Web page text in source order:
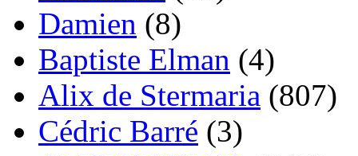
Damien (8)
Baptiste Elman (4)
Alix de Stermaria (807)
Cédric Barré (3)